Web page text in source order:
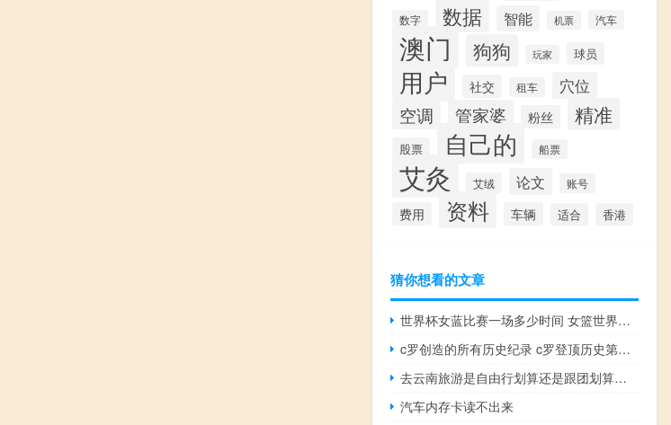
数字 数据 智能 机票 汽车
澳门 狗狗 玩家 球员
用户 社交 租车 穴位
空调 管家婆 粉丝 精准
股票 自己的 船票
艾灸 艾绒 论文 账号
费用 资料 车辆 适合 香港
猜你想看的文章
世界杯女蓝比赛一场多少时间 女篮世界杯什么时候开赛
c罗创造的所有历史纪录 c罗登顶历史第一射手
去云南旅游是自由行划算还是跟团划算呢 跟团和自由行哪个划算
汽车内存卡读不出来